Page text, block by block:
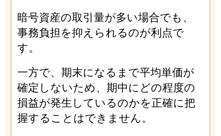
暗号資産の取引量が多い場合でも、
事務負担を抑えられるのが利点で
す。
一方で、期末になるまで平均単価が
確定しないため、期中にどの程度の
損益が発生しているのかを正確に把
握することはできません。